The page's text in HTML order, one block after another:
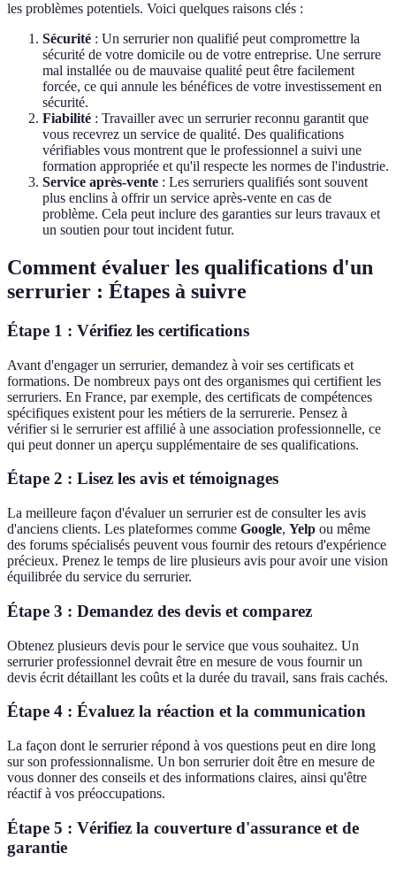
les problèmes potentiels. Voici quelques raisons clés :
Sécurité : Un serrurier non qualifié peut compromettre la
sécurité de votre domicile ou de votre entreprise. Une serrure
mal installée ou de mauvaise qualité peut être facilement
forcée, ce qui annule les bénéfices de votre investissement en
sécurité.
Fiabilité : Travailler avec un serrurier reconnu garantit que
vous recevrez un service de qualité. Des qualifications
vérifiables vous montrent que le professionnel a suivi une
formation appropriée et qu'il respecte les normes de l'industrie.
Service après-vente : Les serruriers qualifiés sont souvent
plus enclins à offrir un service après-vente en cas de
problème. Cela peut inclure des garanties sur leurs travaux et
un soutien pour tout incident futur.
Comment évaluer les qualifications d'un
serrurier : Étapes à suivre
Étape 1 : Vérifiez les certifications
Avant d'engager un serrurier, demandez à voir ses certificats et
formations. De nombreux pays ont des organismes qui certifient les
serruriers. En France, par exemple, des certificats de compétences
spécifiques existent pour les métiers de la serrurerie. Pensez à
vérifier si le serrurier est affilié à une association professionnelle, ce
qui peut donner un aperçu supplémentaire de ses qualifications.
Étape 2 : Lisez les avis et témoignages
La meilleure façon d'évaluer un serrurier est de consulter les avis
d'anciens clients. Les plateformes comme Google, Yelp ou même
des forums spécialisés peuvent vous fournir des retours d'expérience
précieux. Prenez le temps de lire plusieurs avis pour avoir une vision
équilibrée du service du serrurier.
Étape 3 : Demandez des devis et comparez
Obtenez plusieurs devis pour le service que vous souhaitez. Un
serrurier professionnel devrait être en mesure de vous fournir un
devis écrit détaillant les coûts et la durée du travail, sans frais cachés.
Étape 4 : Évaluez la réaction et la communication
La façon dont le serrurier répond à vos questions peut en dire long
sur son professionnalisme. Un bon serrurier doit être en mesure de
vous donner des conseils et des informations claires, ainsi qu'être
réactif à vos préoccupations.
Étape 5 : Vérifiez la couverture d'assurance et de
garantie